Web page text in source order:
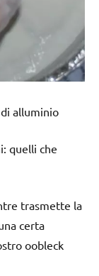
alluminio
quelli che
trasmette la
certa
oobleck